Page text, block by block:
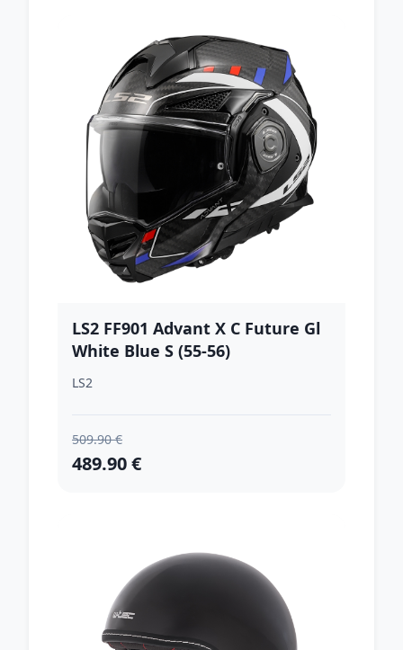
LS2 FF901 Advant X C Future Gl
White Blue S (55-56)
LS2
509.90 €
489.90 €